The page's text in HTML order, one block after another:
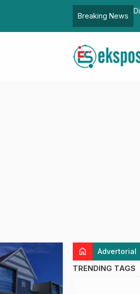
Breaking News
home Advertorial
TRENDING TAGS